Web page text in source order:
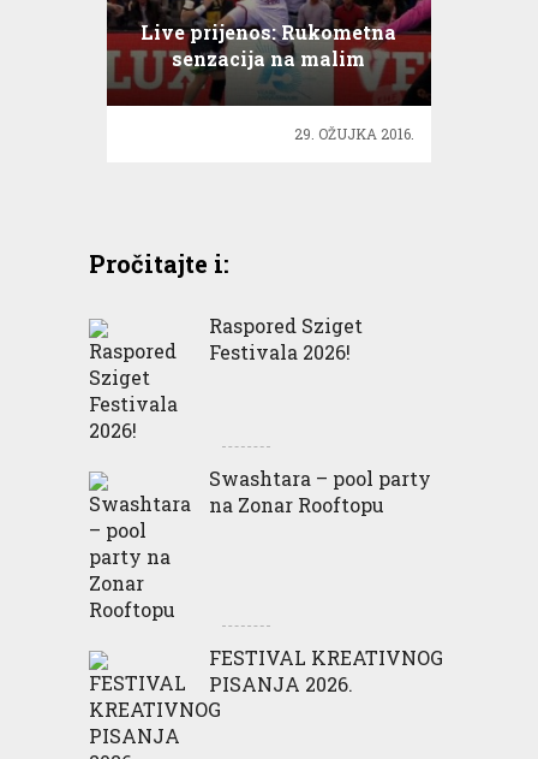
Live prijenos: Rukometna
senzacija na malim
ekranima!
29. OŽUJKA 2016.
Pročitajte i:
Raspored Sziget
Festivala 2026!
Swashtara – pool party
na Zonar Rooftopu
FESTIVAL KREATIVNOG
PISANJA 2026.